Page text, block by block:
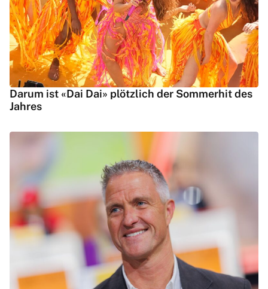
Darum ist «Dai Dai» plötzlich der Sommerhit des
Jahres